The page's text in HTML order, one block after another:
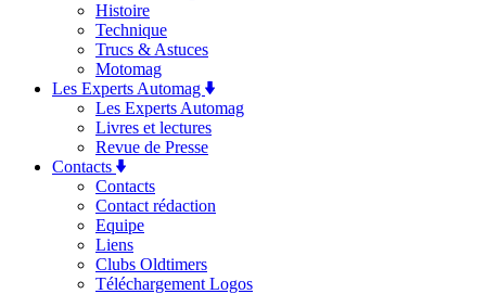
Histoire
Technique
Trucs & Astuces
Motomag
Les Experts Automag
Les Experts Automag
Livres et lectures
Revue de Presse
Contacts
Contacts
Contact rédaction
Equipe
Liens
Clubs Oldtimers
Téléchargement Logos